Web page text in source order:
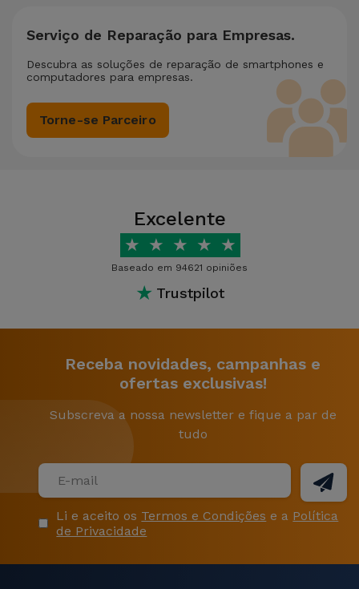
Serviço de Reparação para Empresas.
Descubra as soluções de reparação de smartphones e
computadores para empresas.
Torne-se Parceiro
Excelente
★ ★ ★ ★ ★
Baseado em 94621 opiniões
★ Trustpilot
Receba novidades, campanhas e
ofertas exclusivas!
Subscreva a nossa newsletter e fique a par de
tudo
Li e aceito os Termos e Condições e a Política
de Privacidade